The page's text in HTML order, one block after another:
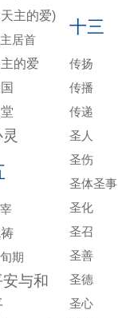
主的爱)
居首
的爱
期
与和
十三
传扬
传播
传递
圣人
圣伤
圣体圣事
圣化
圣召
圣善
圣德
圣心